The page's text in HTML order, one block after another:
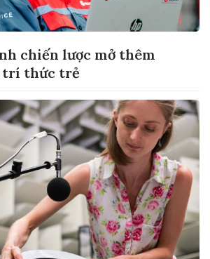
chiến lược mở thêm
trí thức trẻ